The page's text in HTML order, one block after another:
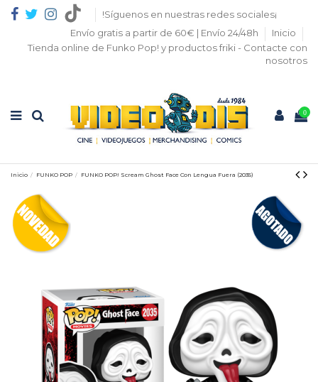
!Síguenos en nuestras redes sociales¡
Envío gratis a partir de 60€ | Envío 24/48h
Inicio
Tienda online de Funko Pop! y productos friki - Contacte con
nosotros
0
Inicio FUNKO POP FUNKO POP! Scream Ghost Face Con Lengua Fuera (2035)